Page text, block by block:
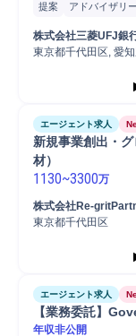
提案 アドバイザリー
海外M&A
株式会社三菱UFJ銀
東京都千代田区, 愛
エージェント求人
新規事業創出・
材）
1130~3300万
株式会社Re-
東京都千代田区
エージェント求人
【業務委託】
年収非公開